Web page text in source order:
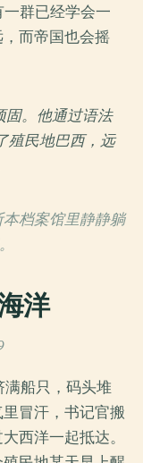
群已经学会一
而帝国也会摇
固。他通过语法
殖民地巴西，远
档案馆里静静躺
洋
船只，码头堆
冒汗，书记官搬
西洋一起抵达。